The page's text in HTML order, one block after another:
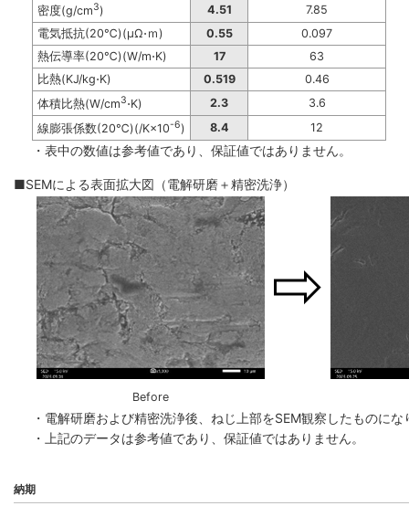
密度(g/cm3) 4.51
7.85
電気抵抗(20℃)(μΩ⋅ｍ)
0.55
0.097
熱伝導率(20℃)(W/m⋅K)
17
63
比熱(KJ/kg⋅K)
0.519
0.46
体積比熱(W/cm3⋅K) 2.3
3.6
線膨張係数(20℃)(/K×10-6) 8.4 12
・表中の数値は参考値であり、保証値ではありません。
■SEMによる表面拡大図（電解研磨＋精密洗浄）
Before
・電解研磨および精密洗浄後、ねじ上部をSEM観察したものに
・上記のデータは参考値であり、保証値ではありません。
納期